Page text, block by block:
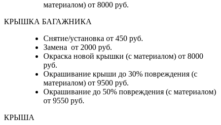
материалом) от 8000 руб.
КРЫШКА БАГАЖНИКА
Снятие/установка от 450 руб.
Замена от 2000 руб.
Окраска новой крышки (с материалом) от 8000
руб.
Окрашивание крыши до 30% повреждения (с
материалом) от 9500 руб.
Окрашивание до 50% повреждения (с материалом)
от 9550 руб.
КРЫША